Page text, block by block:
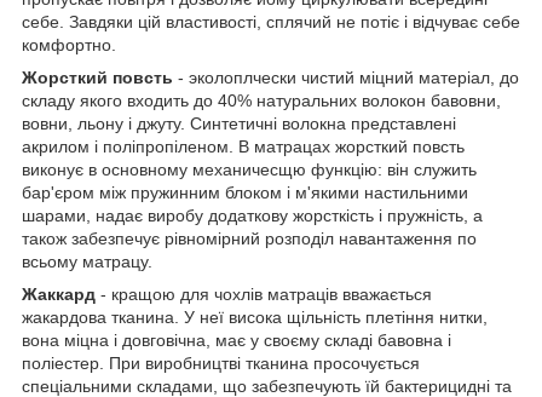
себе. Завдяки цій властивості, сплячий не потіє і відчуває себе
комфортно.
Жорсткий повсть - эколоплчески чистий міцний матеріал, до
складу якого входить до 40% натуральних волокон бавовни,
вовни, льону і джуту. Синтетичні волокна представлені
акрилом і поліпропіленом. В матрацах жорсткий повсть
виконує в основному механичесщю функцію: він служить
бар'єром між пружинним блоком і м'якими настильними
шарами, надає виробу додаткову жорсткість і пружність, а
також забезпечує рівномірний розподіл навантаження по
всьому матрацу.
Жаккард - кращою для чохлів матраців вважається
жакардова тканина. У неї висока щільність плетіння нитки,
вона міцна і довговічна, має у своєму складі бавовна і
поліестер. При виробництві тканина просочується
спеціальними складами, що забезпечують їй бактерицидні та